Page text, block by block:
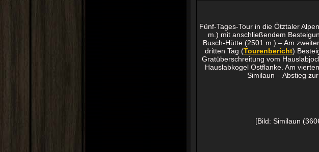
Fünf-Tages-Tour in die Ötztaler
m.) mit anschließendem
Busch-Hütte (2501 m.) – Am
dritten Tag (Tourenbericht)
Gratüberschreitung vom
Hauslabkogel Ostflanke. Am
Similaun – Abstieg
[Bild: Similaun